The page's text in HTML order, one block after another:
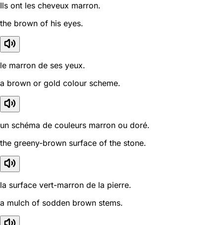
Ils ont les cheveux marron.
the brown of his eyes.
le marron de ses yeux.
a brown or gold colour scheme.
un schéma de couleurs marron ou doré.
the greeny-brown surface of the stone.
la surface vert-marron de la pierre.
a mulch of sodden brown stems.